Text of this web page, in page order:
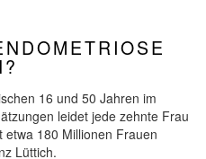
16 und 50 Jahren im
leidet jede zehnte Frau
180 Millionen Frauen
Lüttich.